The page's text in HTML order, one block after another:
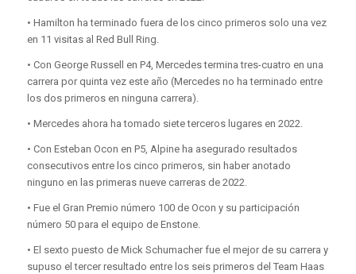
• Hamilton ha terminado fuera de los cinco primeros solo una vez
en 11 visitas al Red Bull Ring.
• Con George Russell en P4, Mercedes termina tres-cuatro en una
carrera por quinta vez este año (Mercedes no ha terminado entre
los dos primeros en ninguna carrera).
• Mercedes ahora ha tomado siete terceros lugares en 2022.
• Con Esteban Ocon en P5, Alpine ha asegurado resultados
consecutivos entre los cinco primeros, sin haber anotado
ninguno en las primeras nueve carreras de 2022.
• Fue el Gran Premio número 100 de Ocon y su participación
número 50 para el equipo de Enstone.
• El sexto puesto de Mick Schumacher fue el mejor de su carrera y
supuso el tercer resultado entre los seis primeros del Team Haas